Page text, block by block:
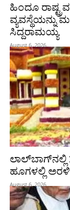
ಹಿಂದೂ
ವ್ಯವಸ್ಥೆಯನ್ನು
ಸಿದ್ದರಾಮಯ್ಯ
August 6, 2026
ಲಾಲ್‍ಬಾಗ್‍ನಲ್ಲಿ
ಹೂಗಳಲ್ಲಿ
August 6, 2026